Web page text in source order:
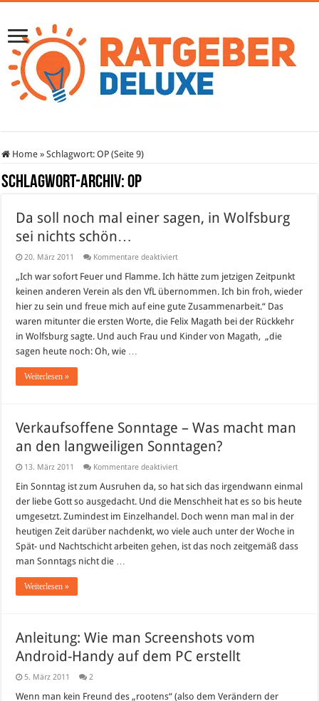
Home » Schlagwort:OP (Seite 9)
Schlagwort-Archiv:OP
Da soll noch mal einer sagen, in Wolfsburg
sei nichts schön…
20. März 2011 Kommentare deaktiviertfür
soll
mal
einer
sagen,
in
Wolfsburg
sei
„Ich war sofort Feuer und Flamme. Ich hätte zum jetzigen Zeitpunkt
keinen anderen Verein als den VfL übernommen. Ich bin froh, wieder
hier zu sein und freue mich auf eine gute Zusammenarbeit.“ Das
waren mitunter die ersten Worte, die Felix Magath bei der Rückkehr
in Wolfsburg sagte. Und auch Frau und Kinder von Magath, „die
sagen heute noch: Oh, wie …
Weiterlesen »
Verkaufsoffene Sonntage – Was macht man
an den langweiligen Sonntagen?
13. März 2011 Kommentare deaktiviertfür
Sonntage
Was
macht
man
an
den
langweiligen
Ein Sonntag ist zum Ausruhen da, so hat sich das irgendwann einmal
der liebe Gott so ausgedacht. Und die Menschheit hat es so bis heute
umgesetzt. Zumindest im Einzelhandel. Doch wenn man mal in der
heutigen Zeit darüber nachdenkt, wo viele auch unter der Woche in
Spät- und Nachtschicht arbeiten gehen, ist das noch zeitgemäß dass
man Sonntags nicht die …
Weiterlesen »
Anleitung: Wie man Screenshots vom
Android-Handy auf dem PC erstellt
5. März 2011 2
Wenn man kein Freund des „rootens“ (also dem Verändern der